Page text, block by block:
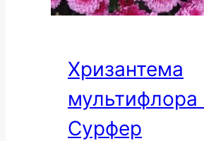
Хризантема
мультифлора
Сурфер